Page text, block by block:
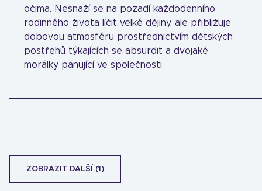
očima. Nesnaží se na pozadí každodenního
rodinného života líčit velké dějiny, ale přibližuje
dobovou atmosféru prostřednictvím dětských
postřehů týkajících se absurdit a dvojaké
morálky panující ve společnosti.
ZOBRAZIT DALŠÍ (1)